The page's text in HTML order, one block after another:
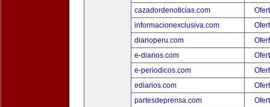
cazadordenoticias.com
informacionexclusiva.com
diarioperu.com
e-diarios.com
e-periodicos.com
ediarios.com
partesdeprensa.com